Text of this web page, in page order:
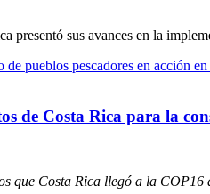
presentó sus avances en la
de Costa Rica para la
que Costa Rica llegó a la COP16